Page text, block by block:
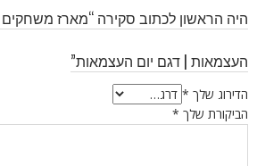
היה הראשון לכתוב סקירה “מארז
העצמאות | דגם יום העצמאות”
הדירוג שלך *
הביקורת שלך *